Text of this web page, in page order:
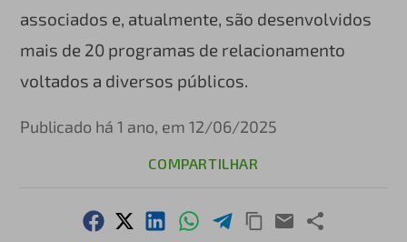
associados e, atualmente, são desenvolvidos
mais de 20 programas de relacionamento
voltados a diversos públicos.
Publicado há 1 ano, em 12/06/2025
COMPARTILHAR